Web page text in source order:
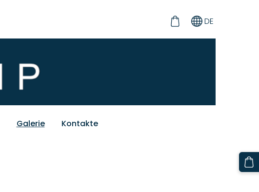
Galerie Kontakte
DE